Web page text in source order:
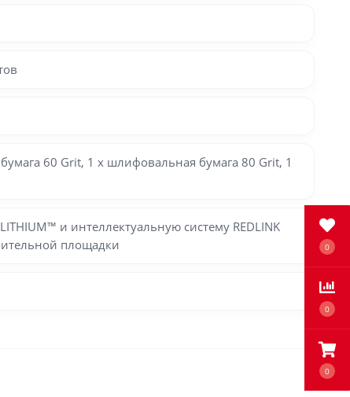
0
0
0
60 Grit, 1 х шлифовальная бумага 80 Grit, 1
и интеллектуальную систему REDLINK
площадки